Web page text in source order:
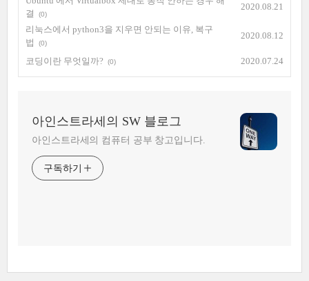
결
(0)
2020.08.21
리눅스에서 python3을 지우면 안되는 이유, 복구
법
(0)
2020.08.12
코딩이란 무엇일까? (0) 2020.07.24
아인스트라세의 SW 블로그
아인스트라세의 컴퓨터 공부 창고입니다.
구독하기